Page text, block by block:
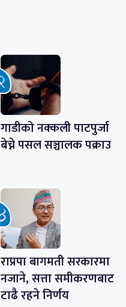
गाडीको नक्कली पाटपुर्जा
बेच्ने पसल सञ्चालक पक्राउ
राप्रपा बागमती सरकारमा
नजाने, सत्ता समीकरणबाट
टाढै रहने निर्णय